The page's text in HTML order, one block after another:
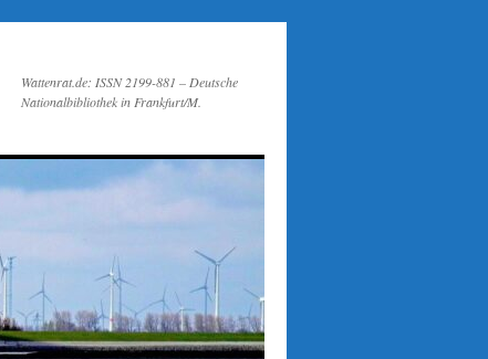
Wattenrat.de: ISSN 2199-881 – Deutsche
Nationalbibliothek in Frankfurt/M.